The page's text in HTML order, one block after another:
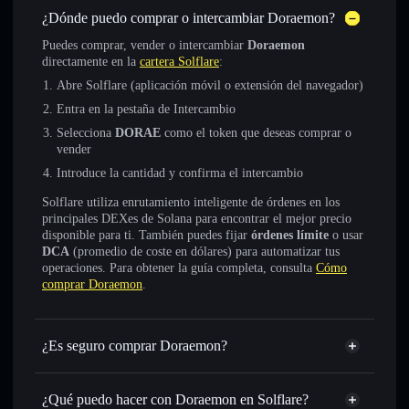
¿Dónde puedo comprar o intercambiar Doraemon?
Puedes comprar, vender o intercambiar Doraemon
directamente en la cartera Solflare:
Abre Solflare (aplicación móvil o extensión del navegador)
Entra en la pestaña de Intercambio
Selecciona DORAE como el token que deseas comprar o
vender
Introduce la cantidad y confirma el intercambio
Solflare utiliza enrutamiento inteligente de órdenes en los
principales DEXes de Solana para encontrar el mejor precio
disponible para ti. También puedes fijar órdenes límite o usar
DCA (promedio de coste en dólares) para automatizar tus
operaciones. Para obtener la guía completa, consulta Cómo
comprar Doraemon.
¿Es seguro comprar Doraemon?
Doraemon token verificado
¿Qué puedo hacer con Doraemon en Solflare?